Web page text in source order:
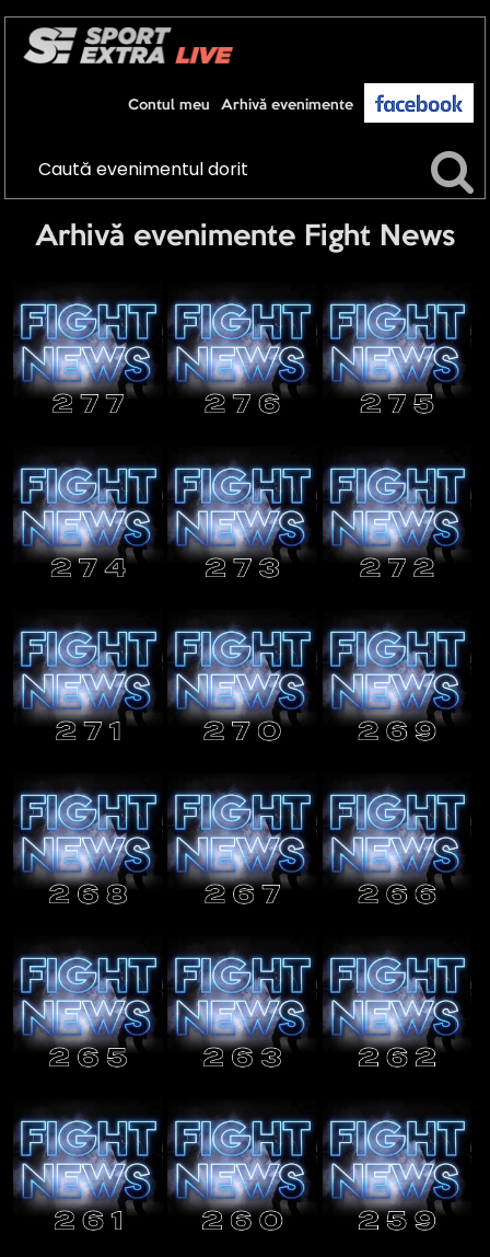
Arhivă evenimente
Contul meu
Arhivă evenimente Fight News